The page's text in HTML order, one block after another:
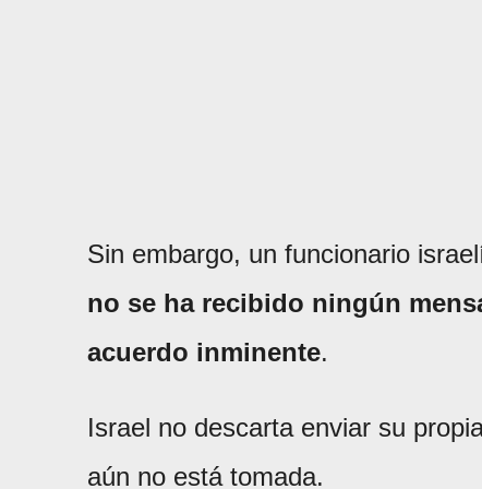
Sin embargo, un funcionario
no se ha recibido ningún
acuerdo inminente.
Israel no descarta enviar su
aún no está tomada.